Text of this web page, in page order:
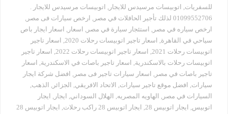
للسفريات, اتوبيسات مرسيدس للايجار , اتوبيسات مرسيدس للايجار .
01099552706 لذلك تأجير الحافلات في مصر
, ارخص سيارات فى مصر ,
ارخص سياره في مصر , استئجار سيارة في مصر , اسعار , اسعار ايجار باص
سياحي في القاهرة, اسعار تاجير اتوبيسات رحلات 2020 , اسعار تاجير
اتوبيسات رحلات 2021
, اسعار تاجير اتوبيسات رحلات 2022 , اسعار تاجير
اتوبيسات رحلات بالاسكندرية, اسعار تاجير باصات في الاسكندرية, اسعار
تاجير باصات في مصر , اسعار سيارات تاجير فى مصر , افضل شركة ايجار
سيارات, افضل موقع تاجير سيارات, الاتحاد الافريقي, الجزائر , الذهب,
السيارات في مصر , الهاويه المصريه, الهلال السوداني, ايجار , ايجار
اتوبيس, ايجار اتوبيس 28 , ايجار اتوبيس 28 راكب رحلات ,
ايجار اتوبيس 28